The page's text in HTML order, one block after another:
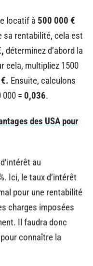
locatif à 500 000 €
sa rentabilité, cela est
déterminez d’abord la
cela, multipliez 1500
Ensuite, calculons
= 0,036.
des USA pour
au
Ici, le taux d’intérêt
pour une rentabilité
charges imposées
Il faudra donc
connaître la